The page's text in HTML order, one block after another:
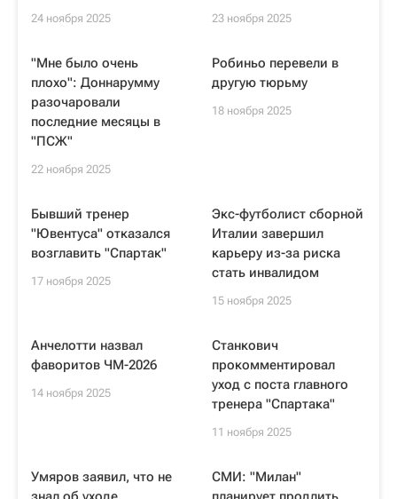
24 ноября 2025 23 ноября 2025
"Мне было очень
плохо": Доннарумму
разочаровали
последние месяцы в
"ПСЖ"
22 ноября 2025
Робиньо перевели в
другую тюрьму
18 ноября 2025
Бывший тренер
"Ювентуса" отказался
возглавить "Спартак"
17 ноября 2025
Экс-футболист сборной
Италии завершил
карьеру из-за риска
стать инвалидом
15 ноября 2025
Анчелотти назвал
фаворитов ЧМ-2026
14 ноября 2025
Станкович
прокомментировал
уход с поста главного
тренера "Спартака"
11 ноября 2025
Умяров заявил, что не
СМИ: "Милан"